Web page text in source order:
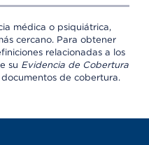
médica o psiquiátrica,
cercano. Para obtener
relacionadas a los
su Evidencia de Cobertura
de cobertura.